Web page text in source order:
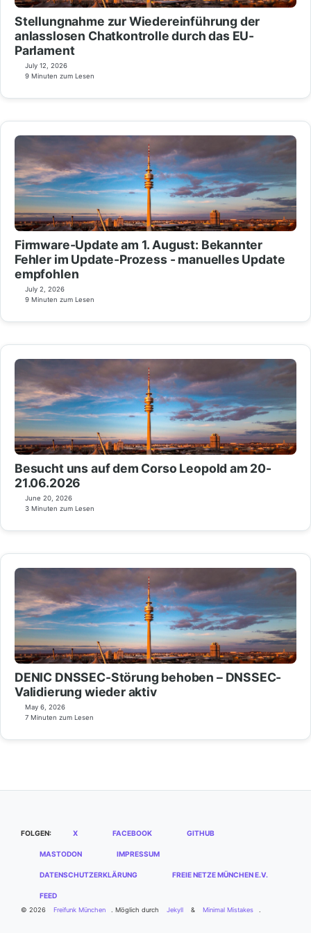
Stellungnahme zur Wiedereinführung der
anlasslosen Chatkontrolle durch das EU-
Parlament
July 12, 2026
9 Minuten zum Lesen
Firmware-Update am 1. August: Bekannter
Fehler im Update-Prozess - manuelles Update
empfohlen
July 2, 2026
9 Minuten zum Lesen
Besucht uns auf dem Corso Leopold am 20-
21.06.2026
June 20, 2026
3 Minuten zum Lesen
DENIC DNSSEC-Störung behoben – DNSSEC-
Validierung wieder aktiv
May 6, 2026
7 Minuten zum Lesen
FOLGEN: X FACEBOOK GITHUB
MASTODON IMPRESSUM
DATENSCHUTZERKLÄRUNG FREIE NETZE MÜNCHEN E.V.
FEED
© 2026 Freifunk München . Möglich durch Jekyll & Minimal Mistakes